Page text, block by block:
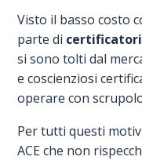
Visto il basso costo
parte di
si sono tolti dal
e coscienziosi
operare con
Per tutti questi
ACE che non